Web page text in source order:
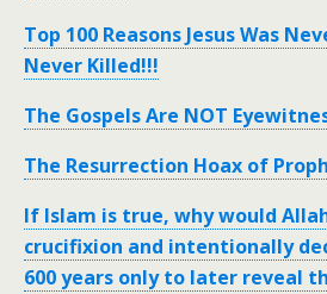
Top 100 Reasons Jesus Was
Never Killed!!!
The Gospels Are NOT
The Resurrection Hoax of
If Islam is true, why would Allah
crucifixion and intentionally
600 years only to later reveal